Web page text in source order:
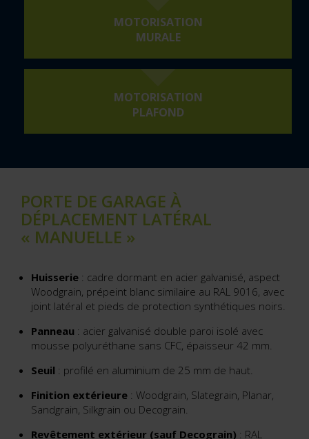
MOTORISATION
MURALE
MOTORISATION
PLAFOND
PORTE DE GARAGE À
DÉPLACEMENT LATÉRAL
« MANUELLE »
Huisserie : cadre dormant en acier galvanisé, aspect
Woodgrain, prépeint blanc similaire au RAL 9016, avec
joint latéral et pieds de protection synthétiques noirs.
Panneau : acier galvanisé double paroi isolé avec
mousse polyuréthane sans CFC, épaisseur 42 mm.
Seuil : profilé en aluminium de 25 mm de haut.
Finition extérieure : Woodgrain, Slategrain, Planar,
Sandgrain, Silkgrain ou Decograin.
Revêtement extérieur (sauf Decograin) : RAL